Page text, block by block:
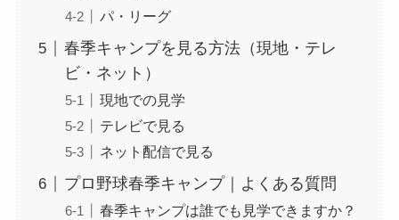
パ・リーグ
春季キャンプを見る方法（現地・テレ
ビ・ネット）
現地での見学
テレビで見る
ネット配信で見る
プロ野球春季キャンプ｜よくある質問
春季キャンプは誰でも見学できますか？